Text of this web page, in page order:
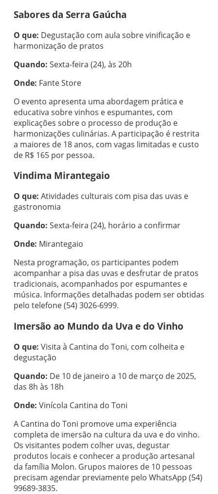
Sabores da Serra Gaúcha
O que: Degustação com aula sobre vinificação e
harmonização de pratos
Quando: Sexta-feira (24), às 20h
Onde: Fante Store
O evento apresenta uma abordagem prática e
educativa sobre vinhos e espumantes, com
explicações sobre o processo de produção e
harmonizações culinárias. A participação é restrita
a maiores de 18 anos, com vagas limitadas e custo
de R$ 165 por pessoa.
Vindima Mirantegaio
O que: Atividades culturais com pisa das uvas e
gastronomia
Quando: Sexta-feira (24), horário a confirmar
Onde: Mirantegaio
Nesta programação, os participantes podem
acompanhar a pisa das uvas e desfrutar de pratos
tradicionais, acompanhados por espumantes e
música. Informações detalhadas podem ser obtidas
pelo telefone (54) 3026-6999.
Imersão ao Mundo da Uva e do Vinho
O que: Visita à Cantina do Toni, com colheita e
degustação
Quando: De 10 de janeiro a 10 de março de 2025,
das 8h às 18h
Onde: Vinícola Cantina do Toni
A Cantina do Toni promove uma experiência
completa de imersão na cultura da uva e do vinho.
Os visitantes podem colher uvas, degustar
produtos locais e conhecer a produção artesanal
da família Molon. Grupos maiores de 10 pessoas
precisam agendar previamente pelo WhatsApp (54)
99689-3835.